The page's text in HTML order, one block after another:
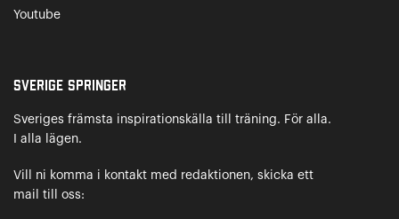
Youtube
Sverige Springer
Sveriges främsta inspirationskälla till träning. För alla.
I alla lägen.
Vill ni komma i kontakt med redaktionen, skicka ett
mail till oss: